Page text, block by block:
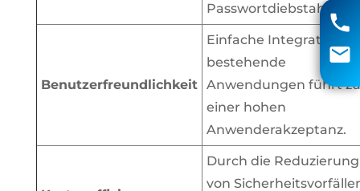
Passwortdiebstahl.
Benutzerfreundlichkeit
Einfache Integration in
bestehende
Anwendungen führt zu
einer hohen
Anwenderakzeptanz.
Durch die Reduzierung
von
04131 85 90
info@aci-edv.de
Rückruf